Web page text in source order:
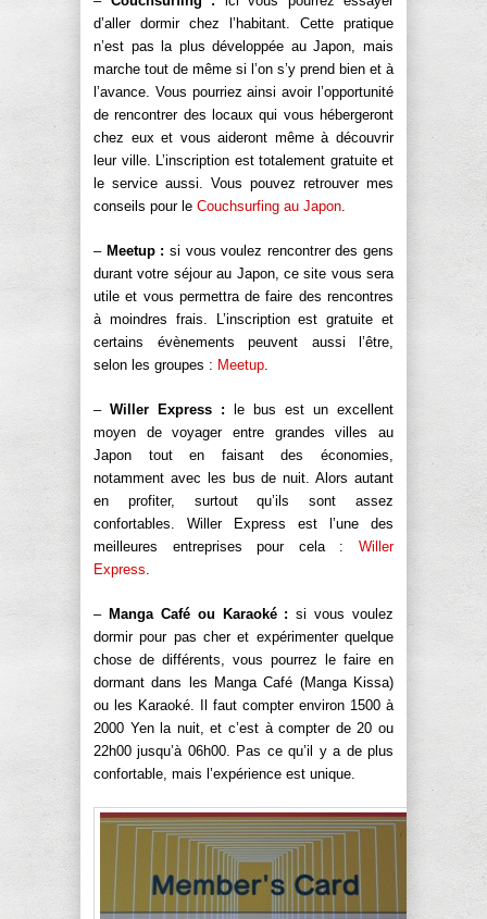
d’aller dormir chez l’habitant. Cette pratique
n’est pas la plus développée au Japon, mais
marche tout de même si l’on s’y prend bien et à
l’avance. Vous pourriez ainsi avoir l’opportunité
de rencontrer des locaux qui vous hébergeront
chez eux et vous aideront même à découvrir
leur ville. L’inscription est totalement gratuite et
le service aussi. Vous pouvez retrouver mes
conseils pour le Couchsurfing au Japon.
– Meetup : si vous voulez rencontrer des gens
durant votre séjour au Japon, ce site vous sera
utile et vous permettra de faire des rencontres
à moindres frais. L’inscription est gratuite et
certains évènements peuvent aussi l’être,
selon les groupes : Meetup.
– Willer Express : le bus est un excellent
moyen de voyager entre grandes villes au
Japon tout en faisant des économies,
notamment avec les bus de nuit. Alors autant
en profiter, surtout qu’ils sont assez
confortables. Willer Express est l’une des
meilleures entreprises pour cela : Willer
Express.
– Manga Café ou Karaoké : si vous voulez
dormir pour pas cher et expérimenter quelque
chose de différents, vous pourrez le faire en
dormant dans les Manga Café (Manga Kissa)
ou les Karaoké. Il faut compter environ 1500 à
2000 Yen la nuit, et c’est à compter de 20 ou
22h00 jusqu’à 06h00. Pas ce qu’il y a de plus
confortable, mais l’expérience est unique.